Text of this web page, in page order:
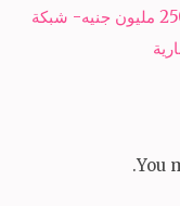
أعمال بـ250 مليون جنيه- شبكة
You